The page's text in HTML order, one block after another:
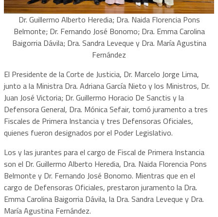
Dr. Guillermo Alberto Heredia; Dra. Naida Florencia Pons
Belmonte; Dr. Fernando José Bonomo; Dra. Emma Carolina
Baigorria Dávila; Dra. Sandra Leveque y Dra. María Agustina
Fernández
El Presidente de la Corte de Justicia, Dr. Marcelo Jorge Lima,
junto a la Ministra Dra. Adriana García Nieto y los Ministros, Dr.
Juan José Victoria; Dr. Guillermo Horacio De Sanctis y la
Defensora General, Dra. Mónica Sefair, tomó juramento a tres
Fiscales de Primera Instancia y tres Defensoras Oficiales,
quienes fueron designados por el Poder Legislativo.
Los y las jurantes para el cargo de Fiscal de Primera Instancia
son el Dr. Guillermo Alberto Heredia, Dra. Naida Florencia Pons
Belmonte y Dr. Fernando José Bonomo. Mientras que en el
cargo de Defensoras Oficiales, prestaron juramento la Dra.
Emma Carolina Baigorria Dávila, la Dra. Sandra Leveque y Dra.
María Agustina Fernández.